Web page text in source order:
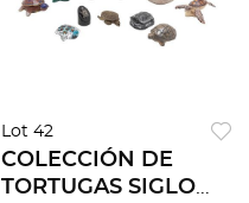
Lot 42
COLECCIÓN DE
TORTUGAS SIGLO